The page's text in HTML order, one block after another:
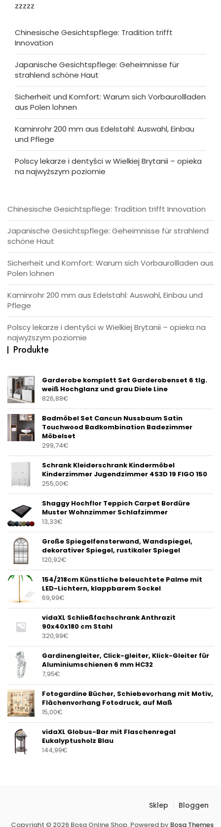
zzzzz
Chinesische Gesichtspflege: Tradition trifft
Innovation
Japanische Gesichtspflege: Geheimnisse für
strahlend schöne Haut
Sicherheit und Komfort: Warum sich Vorbaurollladen
aus Polen lohnen
Kaminrohr 200 mm aus Edelstahl: Auswahl, Einbau
und Pflege
Polscy lekarze i dentyści w Wielkiej Brytanii – opieka
na najwyższym poziomie
Chinesische Gesichtspflege: Tradition trifft Innovation
Japanische Gesichtspflege: Geheimnisse für strahlend
schöne Haut
Sicherheit und Komfort: Warum sich Vorbaurollladen aus
Polen lohnen
Kaminrohr 200 mm aus Edelstahl: Auswahl, Einbau und
Pflege
Polscy lekarze i dentyści w Wielkiej Brytanii – opieka na
najwyższym poziomie
Produkte
Garderobe komplett Set Garderobenset 6 tlg.
weiß Hochglanz und grau Diele Line
826,88€
Badmöbel Set Cancun Nussbaum Satin
Touchwood Badkombination Badezimmer
Möbelset
299,74€
Schrank Kleiderschrank Kindermöbel
Kinderzimmer Jugendzimmer 4S3D 19 FIGO 150
255,00€
Shaggy Hochflor Teppich Carpet Bordüre
Muster Wohnzimmer Schlafzimmer
13,33€
Große Spiegelfensterwand, Wandspiegel,
dekorativer Spiegel, rustikaler Spiegel
120,92€
154/218cm Künstliche beleuchtete Palme mit
LED-Lichtern, klappbarem Sockel
69,99€
vidaXL Schließfachschrank Anthrazit
90x40x180 cm Stahl
320,99€
Gardinengleiter, Click-gleiter, Klick-Gleiter für
Aluminiumschienen 6 mm HC32
7,95€
Fotogardine Bücher, Schiebevorhang mit Motiv,
Flächenvorhang Fotodruck, auf Maß
15,00€
vidaXL Globus-Bar mit Flaschenregal
Eukalyptusholz Blau
144,99€
Sklep Bloggen
Copyright © 2026 Bosa Online Shop. Powered by Bosa Themes